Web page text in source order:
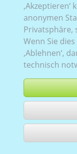
anonymen
Privatsphäre,
Wenn Sie
‚Ablehnen‘,
technisch